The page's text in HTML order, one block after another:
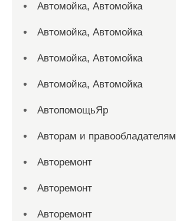
Автомойка, Автомойка
Автомойка, Автомойка
Автомойка, Автомойка
Автомойка, Автомойка
АвтопомощьЯр
Авторам и правообладателям
Авторемонт
Авторемонт
Авторемонт